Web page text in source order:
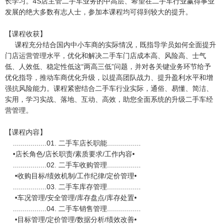
发展的绝大多数有志人士，参加本课程均可得到较大的提升。
【课程收获】
课程充分结合国内中小车商的实际情况，既指导学员如何全面提升
门店运营管理水平，优化和解决二手车门店成本高、风险高、士气
低、人效低、稳定性低这“两高三低”问题，并对各关键业务环节给予
优化指导，推动车商优化升级，以提高团队战力、提升盈利水平和增
强抗风险能力。课程紧密结合二手车行业实际，通俗、易懂、简洁、
实用，学习实战、落地、互动、高效，助您全面系统的升级二手车经
营管理。
【课程内容】
.................01. 二手车店长职能.................
•店长角色/店长职责/素质要求/工作内容•
.................02. 二手车收购管理.................
•收购目标/绩效机制/工作纪律/定价管理•
.................03. 二手车库存管理.................
•车况管理/安全管理/库存盘点/库存处置•
.................04. 二手车销售管理.................
•目标管理/定价管理/数据分析/绩效改善•